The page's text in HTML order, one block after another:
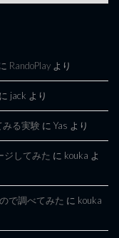
RandoPlay より
に jack より
る実験 に Yas より
ジしてみた に kouka よ
で調べてみた に kouka